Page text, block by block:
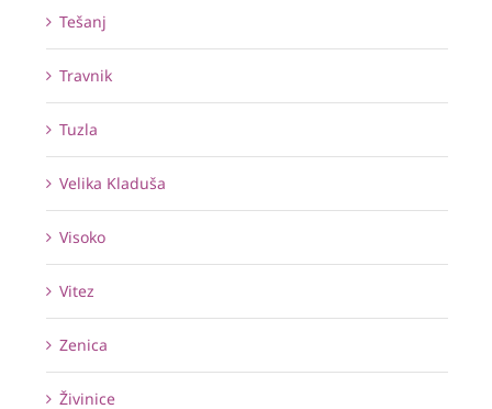
Tešanj
Travnik
Tuzla
Velika Kladuša
Visoko
Vitez
Zenica
Živinice